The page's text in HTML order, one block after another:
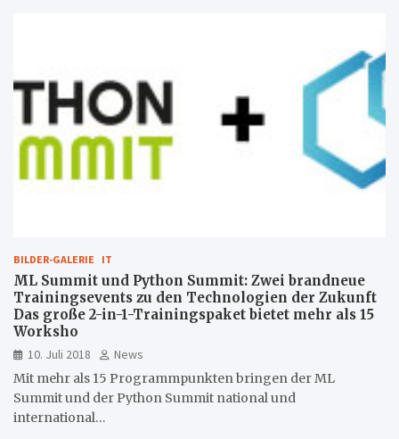
BILDER-GALERIE IT
ML Summit und Python Summit: Zwei brandneue
Trainingsevents zu den Technologien der Zukunft
Das große 2-in-1-Trainingspaket bietet mehr als 15
Worksho
10. Juli 2018
News
Mit mehr als 15 Programmpunkten bringen der ML
Summit und der Python Summit national und
international…